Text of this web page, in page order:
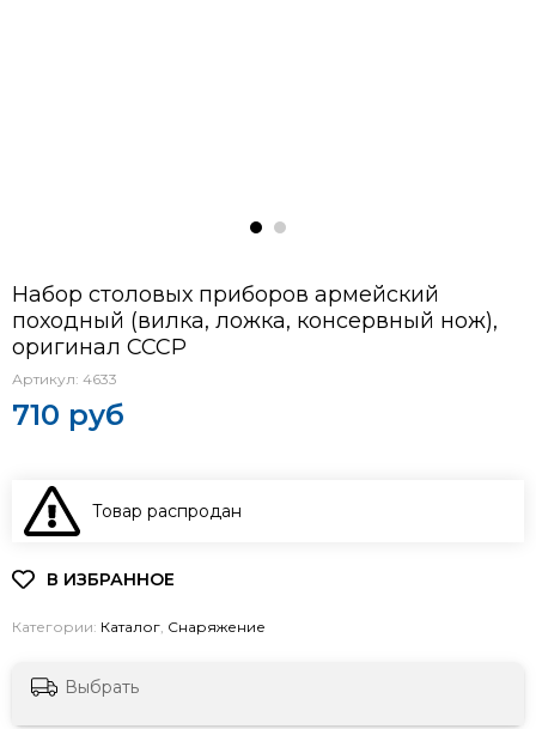
Набор столовых приборов армейский
походный (вилка, ложка, консервный нож),
оригинал СССР
Артикул: 4633
710 руб
Товар распродан
Категории: Каталог, Снаряжение
Выбрать